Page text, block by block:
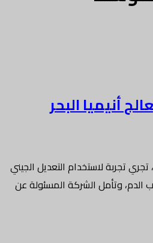
أنيميا البحر
تجري تجربة لاستخدام التعديل الجيني
وتأمل الشركة المسئولة عن